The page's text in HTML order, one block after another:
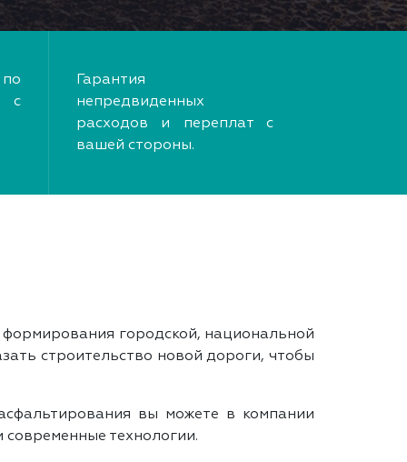
с
Гарантия
непредвиденных
расходов и переплат с
вашей стороны.
городской, национальной
строительство новой дороги, чтобы
вы можете в компании
технологии.